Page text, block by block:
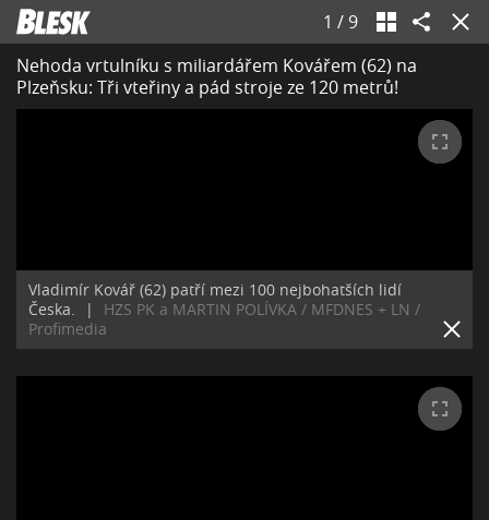
1 / 9
Nehoda vrtulníku s miliardářem Kovářem (62) na
Plzeňsku: Tři vteřiny a pád stroje ze 120 metrů!
Vladimír Kovář (62) patří mezi 100 nejbohatších lidí
Česka.
|
HZS PK a MARTIN POLÍVKA / MFDNES + LN /
Profimedia